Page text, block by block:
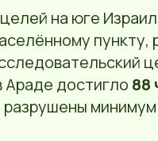
на юге
пункту,
достигло 88
минимум